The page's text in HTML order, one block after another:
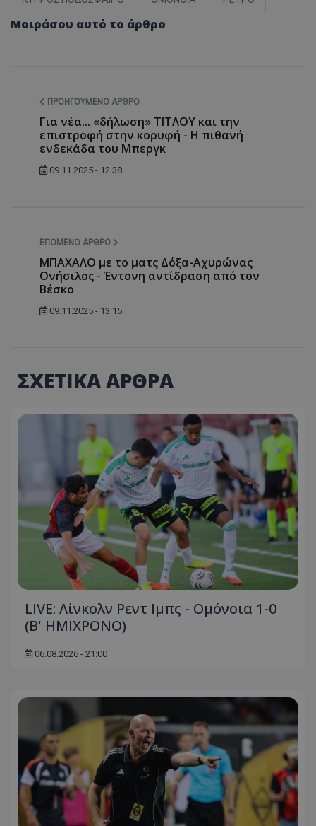
Μοιράσου αυτό το άρθρο
ΠΡΟΗΓΟΎΜΕΝΟ ΆΡΘΡΟ
Για νέα... «δήλωση» ΤΙΤΛΟΥ και την
επιστροφή στην κορυφή - Η πιθανή
ενδεκάδα του Μπεργκ
09.11.2025 - 12:38
ΕΠΌΜΕΝΟ ΆΡΘΡΟ
ΜΠΑΧΑΛΟ με το ματς Δόξα-Αχυρώνας
Ονήσιλος - Έντονη αντίδραση από τον
Βέσκο
09.11.2025 - 13:15
ΣΧΕΤΙΚΑ ΑΡΘΡΑ
LIVE: Λίνκολν Ρεντ Ιμπς - Ομόνοια 1-0
(Β' ΗΜΙΧΡΟΝΟ)
06.08.2026 - 21:00